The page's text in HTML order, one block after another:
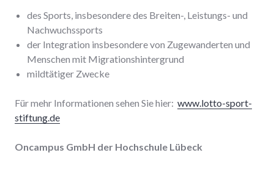
des Sports, insbesondere des Breiten-, Leistungs- und
Nachwuchssports
der Integration insbesondere von Zugewanderten und
Menschen mit Migrationshintergrund
mildtätiger Zwecke
Für mehr Informationen sehen Sie hier: www.lotto-sport-
stiftung.de
Oncampus GmbH der Hochschule Lübeck